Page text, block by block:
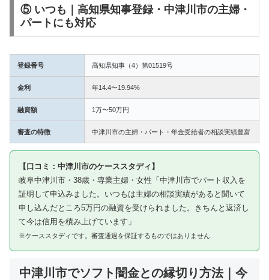
⑤ いつも｜高知県知事登録・中津川市の主婦・
パートにも対応
登録番号 高知県知事（4）第01519号
金利 年14.4〜19.94%
融資額 1万〜50万円
審査の特徴 中津川市の主婦・パート・年金受給者の相談実績豊富
【口コミ：中津川市のケーススタディ】
岐阜中津川市・38歳・専業主婦・女性「中津川市でパート収入を
証明して申込みました。いつもは主婦の相談実績があると聞いて
申し込んだところ5万円の融資を受けられました。きちんと返済し
て今は信用を積み上げています」
※ケーススタディです。審査通過を保証するものではありません
中津川市でソフト闇金との縁切り方法｜今